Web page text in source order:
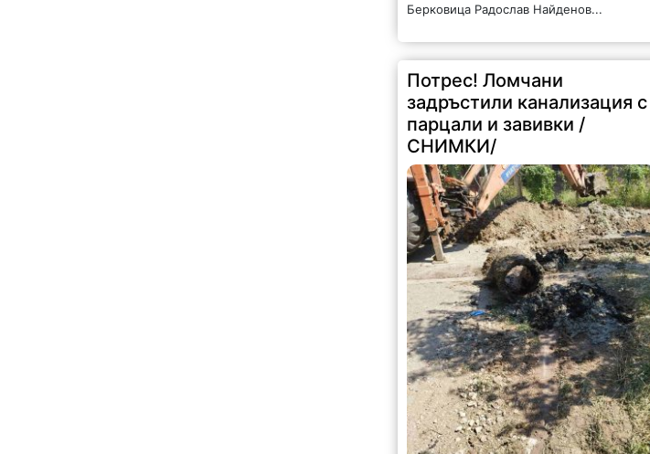
Берковица Радослав Найденов...
Потрес! Ломчани
задръстили канализация с
парцали и завивки /
СНИМКИ/